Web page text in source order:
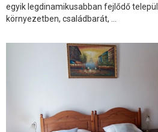
egyik legdinamikusabban fejlődő
környezetben, családbarát, ...